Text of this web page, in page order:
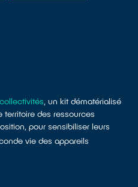
, un kit dématérialisé
territoire des ressources
pour sensibiliser leurs
vie des appareils